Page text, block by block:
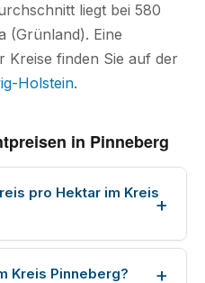
liegt bei 580
(Grünland). Eine
Kreise finden Sie auf der
Holstein.
in Pinneberg
pro Hektar im Kreis
Kreis Pinneberg?